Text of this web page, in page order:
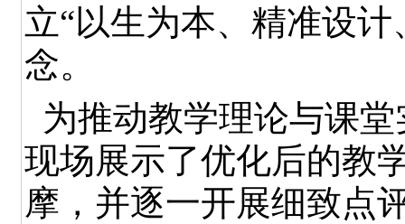
立“以生为本、精准设
念。
为推动教学理论与课
现场展示了优化后的教
摩，并逐一开展细致点